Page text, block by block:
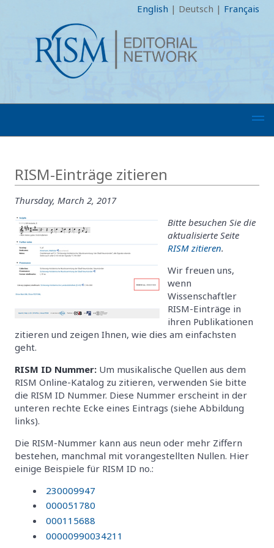
English | Deutsch | Français
RISM-Einträge zitieren
Thursday, March 2, 2017
Bitte besuchen Sie die
aktualisierte Seite
RISM zitieren.
Wir freuen uns,
wenn
Wissenschaftler
RISM-Einträge in
ihren Publikationen
zitieren und zeigen Ihnen, wie dies am einfachsten
geht.
RISM ID Nummer: Um musikalische Quellen aus dem
RISM Online-Katalog zu zitieren, verwenden Sie bitte
die RISM ID Nummer. Diese Nummer erscheint in der
unteren rechte Ecke eines Eintrags (siehe Abbildung
links).
Die RISM-Nummer kann aus neun oder mehr Ziffern
bestehen, manchmal mit vorangestellten Nullen. Hier
einige Beispiele für RISM ID no.:
230009947
000051780
000115688
00000990034211